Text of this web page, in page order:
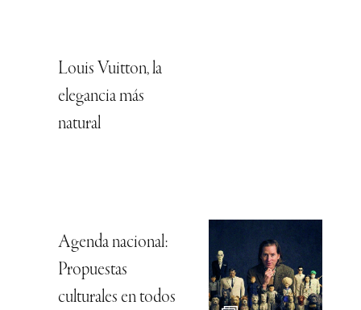
Louis Vuitton, la
elegancia más
natural
Agenda nacional:
Propuestas
culturales en todos